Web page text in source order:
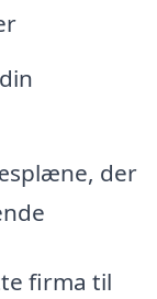
der
firma til